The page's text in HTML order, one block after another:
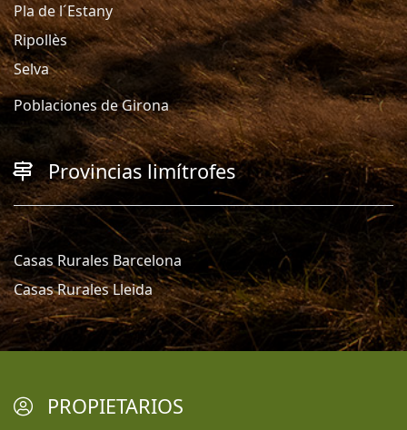
Pla de l´Estany
Ripollès
Selva
Poblaciones de Girona
Provincias limítrofes
Casas Rurales Barcelona
Casas Rurales Lleida
PROPIETARIOS